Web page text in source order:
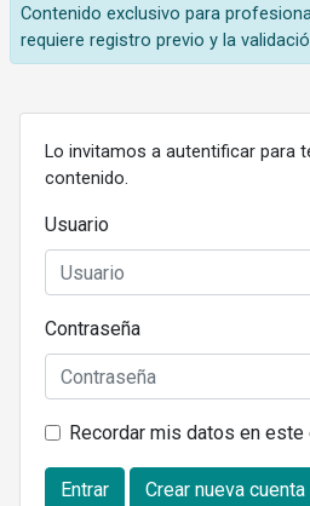
Contenido exclusivo para
requiere registro previo y la
Lo invitamos a autentificar para
contenido.
Usuario
Contraseña
Recordar mis datos en este
Entrar Crear nueva cuenta